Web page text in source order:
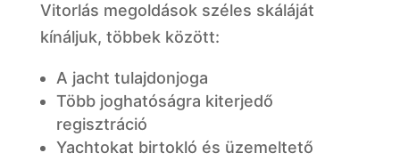
Vitorlás megoldások széles skáláját
kínáljuk, többek között:
A jacht tulajdonjoga
Több joghatóságra kiterjedő
regisztráció
Yachtokat birtokló és üzemeltető